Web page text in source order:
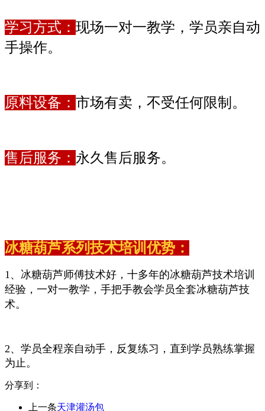
学习方式： 现场一对一教学，学员亲自动
手操作。
原料设备： 市场有卖，不受任何限制。
售后服务： 永久售后服务。
冰糖葫芦系列技术培训优势：
1、 冰糖葫芦师傅技术好，十多年的冰糖葫芦技术培训
经验，一对一教学，手把手教会学员全套冰糖葫芦技
术。
2、学员全程亲自动手，反复练习，直到学员熟练掌握
为止。
分享到：
上一条天津灌汤包